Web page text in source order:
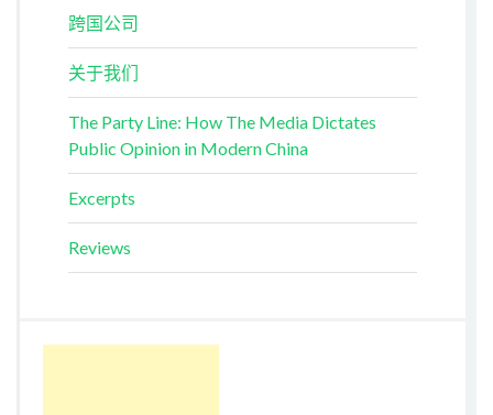
跨国公司
关于我们
The Party Line: How The Media Dictates
Public Opinion in Modern China
Excerpts
Reviews